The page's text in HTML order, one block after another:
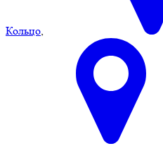
Кольцо,